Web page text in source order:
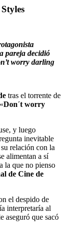
pareja decidió
worry darling
tras el torrente de
Don´t worry
y luego
inevitable
relación con la
alimentan a sí
la que no pienso
de Cine de
el despido de
interpretaría al
aseguró que sacó